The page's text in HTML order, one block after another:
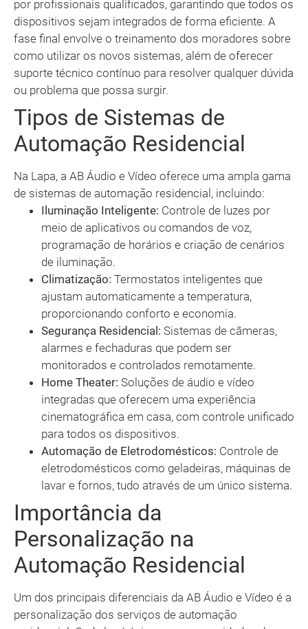
por profissionais qualificados, garantindo que todos os
dispositivos sejam integrados de forma eficiente. A
fase final envolve o treinamento dos moradores sobre
como utilizar os novos sistemas, além de oferecer
suporte técnico contínuo para resolver qualquer dúvida
ou problema que possa surgir.
Tipos de Sistemas de
Automação Residencial
Na Lapa, a AB Áudio e Vídeo oferece uma ampla gama
de sistemas de automação residencial, incluindo:
Iluminação Inteligente: Controle de luzes por
meio de aplicativos ou comandos de voz,
programação de horários e criação de cenários
de iluminação.
Climatização: Termostatos inteligentes que
ajustam automaticamente a temperatura,
proporcionando conforto e economia.
Segurança Residencial: Sistemas de câmeras,
alarmes e fechaduras que podem ser
monitorados e controlados remotamente.
Home Theater: Soluções de áudio e vídeo
integradas que oferecem uma experiência
cinematográfica em casa, com controle unificado
para todos os dispositivos.
Automação de Eletrodomésticos: Controle de
eletrodomésticos como geladeiras, máquinas de
lavar e fornos, tudo através de um único sistema.
Importância da
Personalização na
Automação Residencial
Um dos principais diferenciais da AB Áudio e Vídeo é a
personalização dos serviços de automação